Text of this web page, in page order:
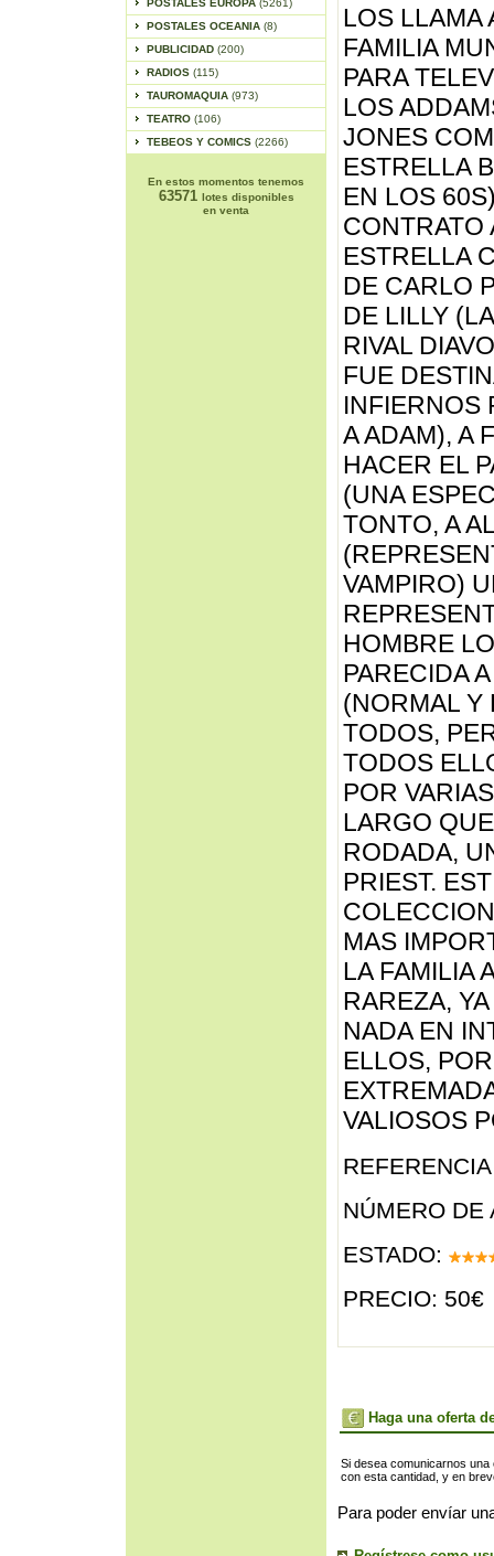
POSTALES EUROPA (5261)
POSTALES OCEANIA (8)
PUBLICIDAD (200)
RADIOS (115)
TAUROMAQUIA (973)
TEATRO (106)
TEBEOS Y COMICS (2266)
En estos momentos tenemos
63571 lotes disponibles
en venta
LOS LLAMA
FAMILIA
PARA
LOS
JONES
ESTRELLA
EN LOS
CONTRATO
ESTRELLA
DE CARLO
DE LILLY
RIVAL
FUE
INFIERNOS
A ADAM), A
HACER EL
(UNA
TONTO, A
VAMPIRO)
HOMBRE
PARECIDA
(NORMAL Y
TODOS,
TODOS
POR
LARGO
RODADA,
PRIEST.
MAS
LA FAMILIA
RAREZA,
NADA EN
ELLOS,
VALIOSOS
NÚMERO DE
ESTADO:
PRECIO: 50€
Haga una oferta
Si desea comunicarnos
con esta cantidad, y en
Para poder envíar